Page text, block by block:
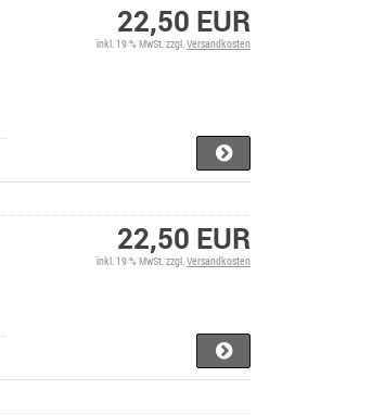
22,50 EUR
inkl. 19 % MwSt. zzgl.Versandkosten
22,50 EUR
inkl. 19 % MwSt. zzgl.Versandkosten